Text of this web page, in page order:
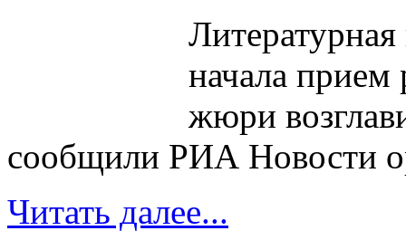
начала прием
жюри
сообщили РИА Новости
Читать далее...